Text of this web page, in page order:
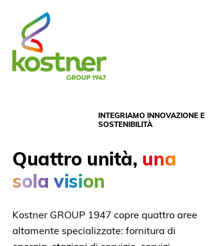
INTEGRIAMO INNOVAZIONE E
SOSTENIBILITÀ
Quattro unità, una
sola vision
Kostner GROUP 1947 copre quattro aree
altamente specializzate: fornitura di